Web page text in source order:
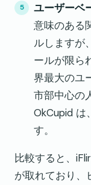
ユーザーベ
意味のある
ルしますが
ールが限ら
界最大のユ
市部中心の
OkCupid は
す。
比較すると、
が取れており、